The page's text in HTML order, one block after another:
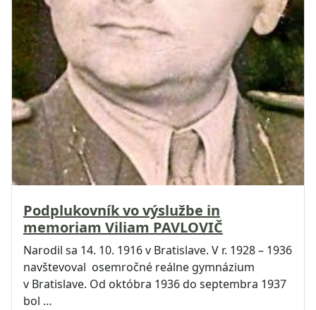
Podplukovník vo výslužbe in
memoriam Viliam PAVLOVIČ
Narodil sa 14. 10. 1916 v Bratislave. V r. 1928 – 1936
navštevoval osemročné reálne gymnázium
v Bratislave. Od októbra 1936 do septembra 1937
bol …